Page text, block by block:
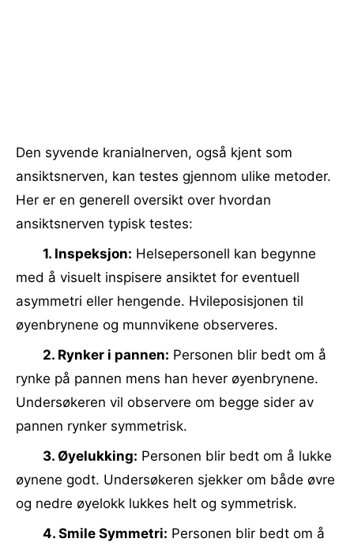
Den syvende kranialnerven, også kjent som
ansiktsnerven, kan testes gjennom ulike metoder.
Her er en generell oversikt over hvordan
ansiktsnerven typisk testes:
1. Inspeksjon: Helsepersonell kan begynne
med å visuelt inspisere ansiktet for eventuell
asymmetri eller hengende. Hvileposisjonen til
øyenbrynene og munnvikene observeres.
2. Rynker i pannen: Personen blir bedt om å
rynke på pannen mens han hever øyenbrynene.
Undersøkeren vil observere om begge sider av
pannen rynker symmetrisk.
3. Øyelukking: Personen blir bedt om å lukke
øynene godt. Undersøkeren sjekker om både øvre
og nedre øyelokk lukkes helt og symmetrisk.
4. Smile Symmetri: Personen blir bedt om å